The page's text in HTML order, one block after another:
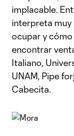
implacable.
interpreta muy
ocupar y
encontrar
Italiano,
UNAM, Pipe
Cabecita.